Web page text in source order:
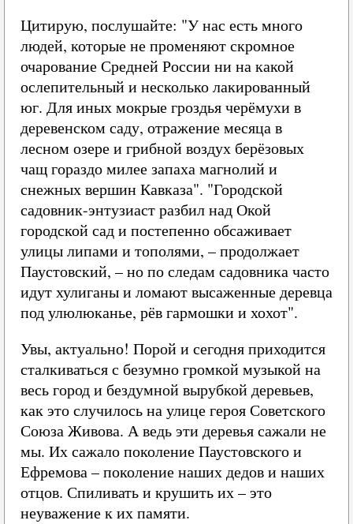
Цитирую, послушайте: "У нас есть много
людей, которые не променяют скромное
очарование Средней России ни на какой
ослепительный и несколько лакированный
юг. Для иных мокрые гроздья черёмухи в
деревенском саду, отражение месяца в
лесном озере и грибной воздух берёзовых
чащ гораздо милее запаха магнолий и
снежных вершин Кавказа". "Городской
садовник-энтузиаст разбил над Окой
городской сад и постепенно обсаживает
улицы липами и тополями, – продолжает
Паустовский, – но по следам садовника часто
идут хулиганы и ломают высаженные деревца
под улюлюканье, рёв гармошки и хохот".
Увы, актуально! Порой и сегодня приходится
сталкиваться с безумно громкой музыкой на
весь город и бездумной вырубкой деревьев,
как это случилось на улице героя Советского
Союза Живова. А ведь эти деревья сажали не
мы. Их сажало поколение Паустовского и
Ефремова – поколение наших дедов и наших
отцов. Спиливать и крушить их – это
неуважение к их памяти.